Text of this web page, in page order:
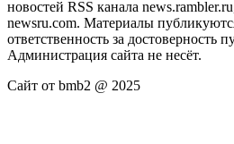
новостей RSS канала
newsru.com. Материалы
ответственность за достоверность
Администрация сайта не несёт.
Сайт от bmb2 @ 2025